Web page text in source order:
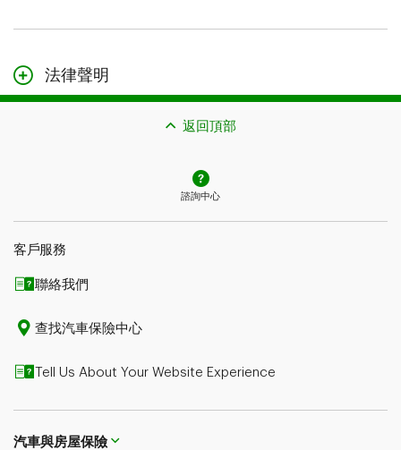
法律聲明
本頁面的內容僅作一般參考，不構成法律建議。本文所述
的承保可能需要遵守額外的資格條件、限制與例外情況。
返回頂部
諮詢中心
客戶服務
聯絡我們
查找汽車保險中心
Tell Us About Your Website Experience
汽車與房屋保險